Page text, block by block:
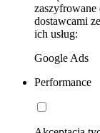
zaszyfrowane
dostawcami
ich usług:
Google Ads
Performance